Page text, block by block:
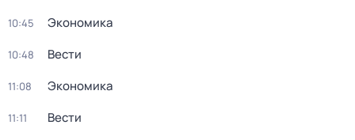
10:45 Экономика
10:48 Вести
11:08 Экономика
11:11 Вести